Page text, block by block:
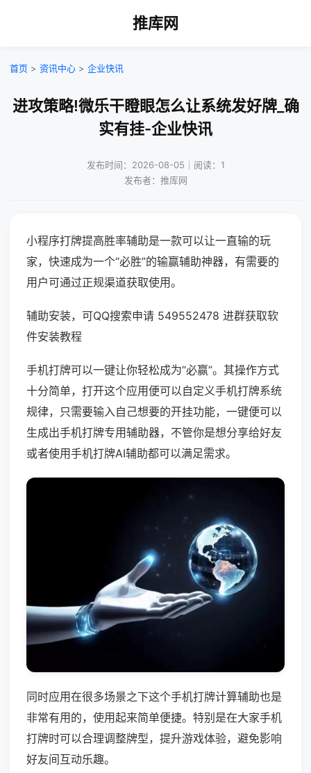
推库网
首页 > 资讯中心 > 企业快讯
进攻策略!微乐干瞪眼怎么让系统发好牌_确
实有挂-企业快讯
发布时间：2026-08-05｜阅读：1
发布者：推库网
小程序打牌提高胜率辅助是一款可以让一直输的玩
家，快速成为一个“必胜”的输赢辅助神器，有需要的
用户可通过正规渠道获取使用。
辅助安装，可QQ搜索申请 549552478 进群获取软
件安装教程
手机打牌可以一键让你轻松成为“必赢”。其操作方式
十分简单，打开这个应用便可以自定义手机打牌系统
规律，只需要输入自己想要的开挂功能，一键便可以
生成出手机打牌专用辅助器，不管你是想分享给好友
或者使用手机打牌AI辅助都可以满足需求。
同时应用在很多场景之下这个手机打牌计算辅助也是
非常有用的，使用起来简单便捷。特别是在大家手机
打牌时可以合理调整牌型，提升游戏体验，避免影响
好友间互动乐趣。